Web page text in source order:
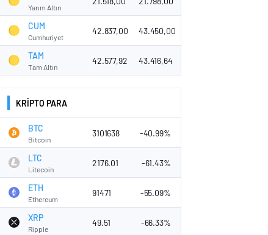
Yarım Altın
CUM
Cumhuriyet
42.837,00 43.450,00
TAM
Tam Altın
42.577,92 43.416,64
KRİPTO PARA
BTC
Bitcoin
3101638 -40.99%
LTC
Litecoin
2176.01 -61.43%
ETH
Ethereum
91471 -55.09%
XRP
Ripple
49.51 -66.33%